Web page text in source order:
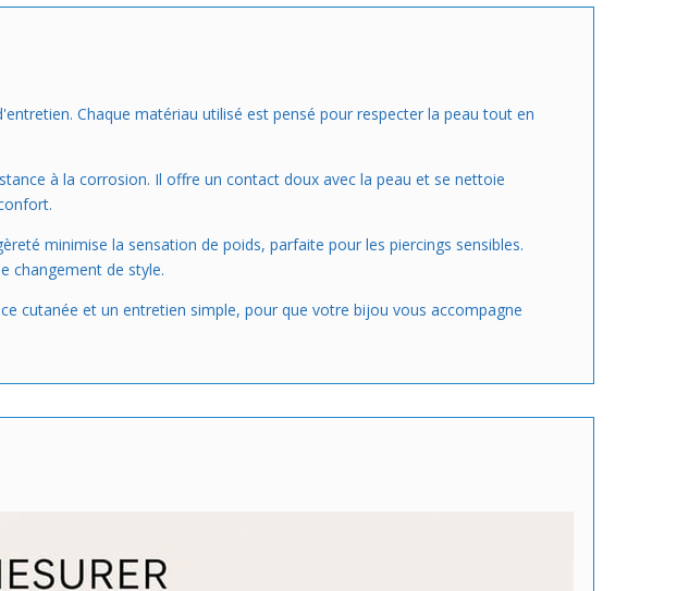
Chaque matériau utilisé est pensé pour respecter la peau tout en
à la corrosion. Il offre un contact doux avec la peau et se nettoie
minimise la sensation de poids, parfaite pour les piercings sensibles.
changement de style.
cutanée et un entretien simple, pour que votre bijou vous accompagne